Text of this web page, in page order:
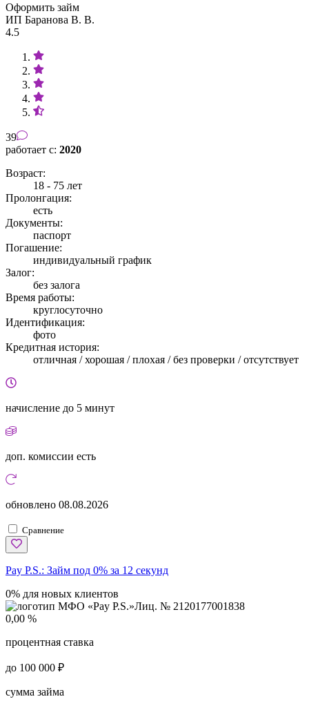
Оформить займ
ИП Баранова В. В.
4.5
39
работает с: 2020
Возраст:
18 - 75 лет
Пролонгация:
есть
Документы:
паспорт
Погашение:
индивидуальный график
Залог:
без залога
Время работы:
круглосуточно
Идентификация:
фото
Кредитная история:
отличная / хорошая / плохая / без проверки / отсутствует
начисление до 5 минут
доп. комиссии есть
обновлено 08.08.2026
Сравнение
Pay P.S.: Займ под 0% за 12 секунд
0% для новых клиентов
Лиц. № 2120177001838
0,00 %
процентная ставка
до 100 000 ₽
сумма займа